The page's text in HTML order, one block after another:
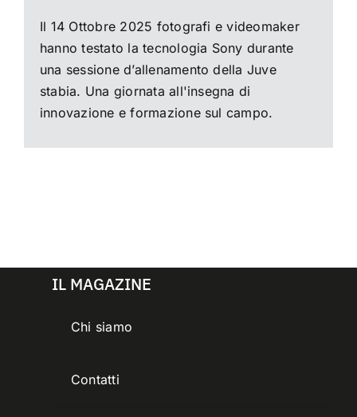
Il 14 Ottobre 2025 fotografi e videomaker
hanno testato la tecnologia Sony durante
una sessione d’allenamento della Juve
stabia. Una giornata all'insegna di
innovazione e formazione sul campo.
IL MAGAZINE
Chi siamo
Contatti